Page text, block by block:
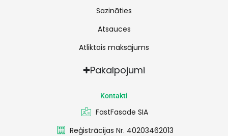
Sazināties
Atsauces
Atliktais maksājums
Pakalpojumi
Kontakti
FastFasade SIA
Reģistrācijas Nr. 40203462013